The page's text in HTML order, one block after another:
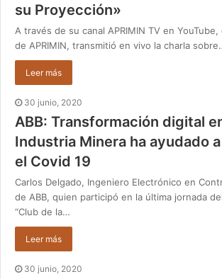
su Proyección»
A través de su canal APRIMIN TV en
de APRIMIN, transmitió en vivo la charla
Leer más
30 junio, 2020
ABB: Transformación digital
Industria Minera ha ayudado
el Covid 19
Carlos Delgado, Ingeniero Electrónico en
de ABB, quien participó en la última jornada
“Club de la…
Leer más
30 junio, 2020